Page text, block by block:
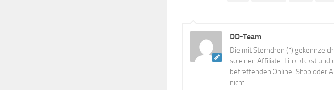
DD-Team
Die mit Sternchen (*)
so einen Affiliate-Link klickst und
betreffenden Online-Shop oder
nicht.